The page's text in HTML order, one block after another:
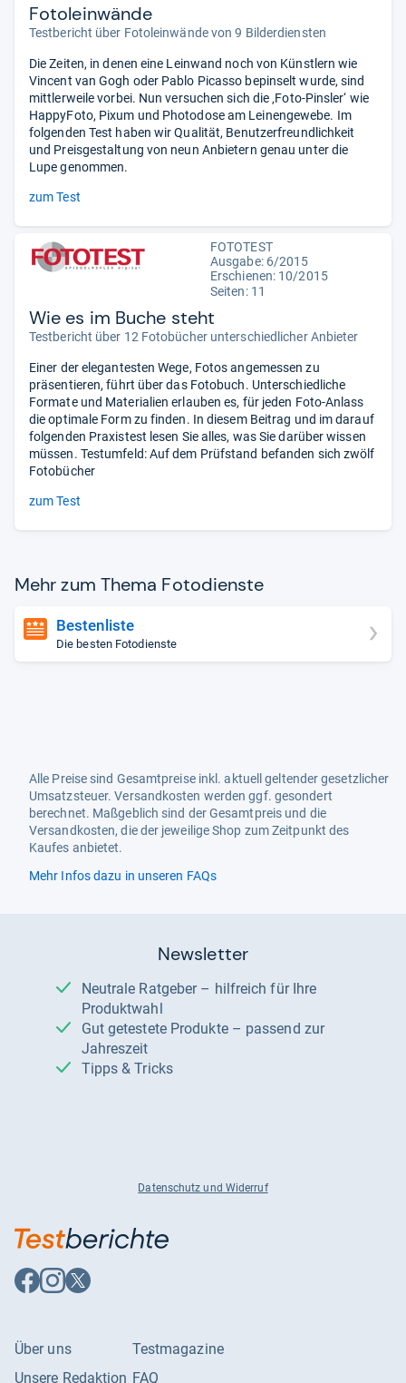
Fotoleinwände
Testbericht über Fotoleinwände von 9 Bilderdiensten
Die Zeiten, in denen eine Leinwand noch von Künstlern wie
Vincent van Gogh oder Pablo Picasso bepinselt wurde, sind
mittlerweile vorbei. Nun versuchen sich die ‚Foto-Pinsler‘ wie
HappyFoto, Pixum und Photodose am Leinengewebe. Im
folgenden Test haben wir Qualität, Benutzerfreundlichkeit
und Preisgestaltung von neun Anbietern genau unter die
Lupe genommen.
zum Test
FOTOTEST
Ausgabe: 6/2015
Erschienen: 10/2015
Seiten: 11
Wie es im Buche steht
Testbericht über 12 Fotobücher unterschiedlicher Anbieter
Einer der elegantesten Wege, Fotos angemessen zu
präsentieren, führt über das Fotobuch. Unterschiedliche
Formate und Materialien erlauben es, für jeden Foto-Anlass
die optimale Form zu finden. In diesem Beitrag und im darauf
folgenden Praxistest lesen Sie alles, was Sie darüber wissen
müssen. Testumfeld: Auf dem Prüfstand befanden sich zwölf
Fotobücher
zum Test
Mehr zum Thema Foto­dienste
Bestenliste
Die besten Fotodienste
Alle Preise sind Gesamtpreise inkl. aktuell geltender gesetzlicher
Umsatzsteuer. Versandkosten werden ggf. gesondert
berechnet. Maßgeblich sind der Gesamtpreis und die
Versandkosten, die der jeweilige Shop zum Zeitpunkt des
Kaufes anbietet.
Mehr Infos dazu in unseren FAQs
Newsletter
Neutrale Ratgeber – hilfreich für Ihre
Produktwahl
Gut getestete Produkte – passend zur
Jahreszeit
Tipps & Tricks
Datenschutz und Widerruf
Auf
Facebook
Auf
Instagram
Auf
X
Über uns
Unsere Redaktion
Testmagazine
FAQ